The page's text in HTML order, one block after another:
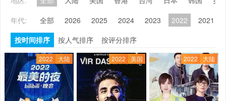
年代:
全部 2026 2025 2024 2023 2022 2021
按时间排序
按人气排序 按评分排序
2022 大陆 2022 美国 2022 大陆